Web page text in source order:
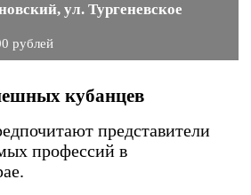
ул. Тургеневское
рублей
кубанцев
представители
профессий в